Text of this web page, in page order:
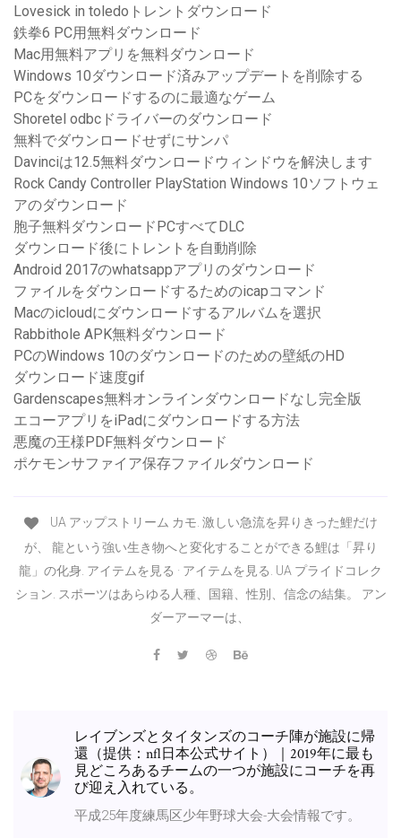
Lovesick in toledoトレントダウンロード
鉄拳6 PC用無料ダウンロード
Mac用無料アプリを無料ダウンロード
Windows 10ダウンロード済みアップデートを削除する
PCをダウンロードするのに最適なゲーム
Shoretel odbcドライバーのダウンロード
無料でダウンロードせずにサンパ
Davinciは12.5無料ダウンロードウィンドウを解決します
Rock Candy Controller PlayStation Windows 10ソフトウェ
アのダウンロード
胞子無料ダウンロードPCすべてDLC
ダウンロード後にトレントを自動削除
Android 2017のwhatsappアプリのダウンロード
ファイルをダウンロードするためのicapコマンド
Macのicloudにダウンロードするアルバムを選択
Rabbithole APK無料ダウンロード
PCのWindows 10のダウンロードのための壁紙のHD
ダウンロード速度gif
Gardenscapes無料オンラインダウンロードなし完全版
エコーアプリをiPadにダウンロードする方法
悪魔の王様PDF無料ダウンロード
ポケモンサファイア保存ファイルダウンロード
UA アップストリーム カモ. 激しい急流を昇りきった鯉だけ
が、 龍という強い生き物へと変化することができる鯉は「昇り
龍」の化身. アイテムを見る · アイテムを見る. UA プライドコレク
ション. スポーツはあらゆる人種、国籍、性別、信念の結集。 アン
ダーアーマーは、
レイブンズとタイタンズのコーチ陣が施設に帰
還（提供：nfl日本公式サイト）｜2019年に最も
見どころあるチームの一つが施設にコーチを再
び迎え入れている。
平成25年度練馬区少年野球大会-大会情報です。